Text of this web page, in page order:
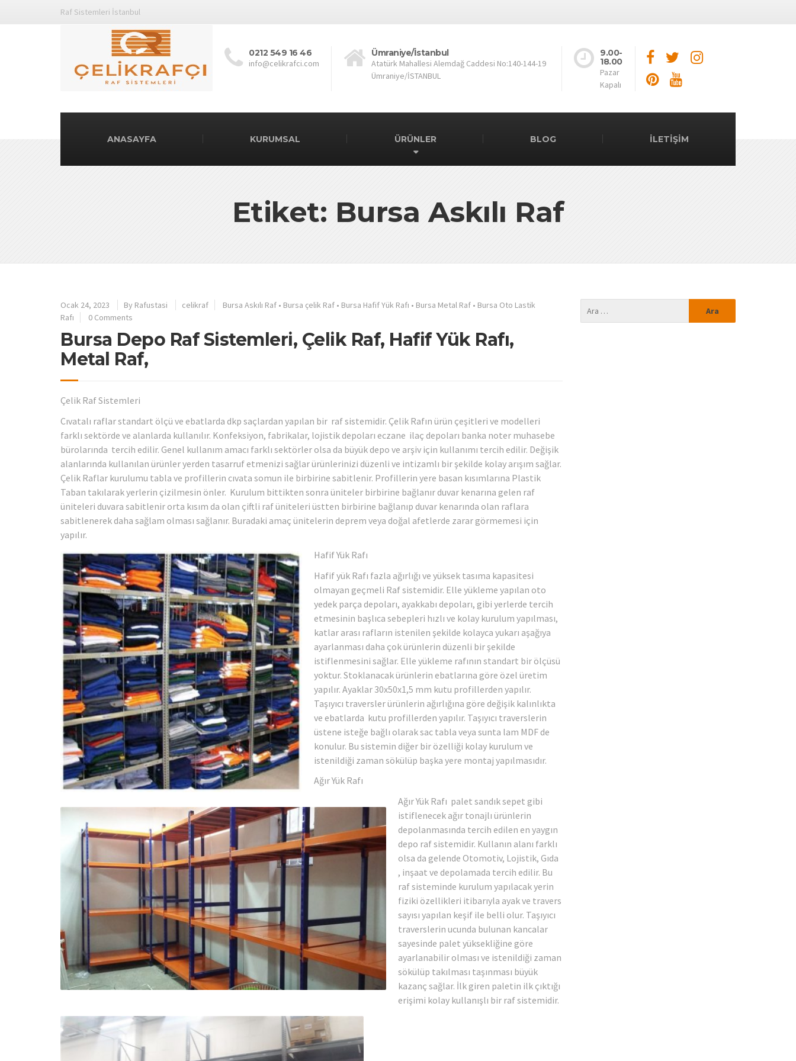
Raf Sistemleri İstanbul
0212 549 16 46
info@celikrafci.com
Ümraniye/İstanbul
Atatürk Mahallesi Alemdağ Caddesi No:140-144-19
Ümraniye/İSTANBUL
9.00-
18.00
Pazar
Kapalı
ANASAYFA KURUMSAL ÜRÜNLER BLOG İLETİŞİM
Etiket: Bursa Askılı Raf
Ocak 24, 2023 By Rafustasi celikraf Bursa Askılı Raf • Bursa çelik Raf • Bursa Hafif Yük Rafı • Bursa Metal Raf • Bursa Oto Lastik
Rafı
0 Comments
Bursa Depo Raf Sistemleri, Çelik Raf, Hafif Yük Rafı,
Metal Raf,
Çelik Raf Sistemleri
Cıvatalı raflar standart ölçü ve ebatlarda dkp saçlardan yapılan bir raf sistemidir. Çelik Rafın ürün çeşitleri ve modelleri
farklı sektörde ve alanlarda kullanılır. Konfeksiyon, fabrikalar, lojistik depoları eczane ilaç depoları banka noter muhasebe
bürolarında tercih edilir. Genel kullanım amacı farklı sektörler olsa da büyük depo ve arşiv için kullanımı tercih edilir. Değişik
alanlarında kullanılan ürünler yerden tasarruf etmenizi sağlar ürünlerinizi düzenli ve intizamlı bir şekilde kolay arışım sağlar.
Çelik Raflar kurulumu tabla ve profillerin cıvata somun ile birbirine sabitlenir. Profillerin yere basan kısımlarına Plastik
Taban takılarak yerlerin çizilmesin önler. Kurulum bittikten sonra üniteler birbirine bağlanır duvar kenarına gelen raf
üniteleri duvara sabitlenir orta kısım da olan çiftli raf üniteleri üstten birbirine bağlanıp duvar kenarında olan raflara
sabitlenerek daha sağlam olması sağlanır. Buradaki amaç ünitelerin deprem veya doğal afetlerde zarar görmemesi için
yapılır.
Hafif Yük Rafı
Hafif yük Rafı fazla ağırlığı ve yüksek tasıma kapasitesi
olmayan geçmeli Raf sistemidir. Elle yükleme yapılan oto
yedek parça depoları, ayakkabı depoları, gibi yerlerde tercih
etmesinin başlıca sebepleri hızlı ve kolay kurulum yapılması,
katlar arası rafların istenilen şekilde kolayca yukarı aşağıya
ayarlanması daha çok ürünlerin düzenli bir şekilde
istiflenmesini sağlar. Elle yükleme rafının standart bir ölçüsü
yoktur. Stoklanacak ürünlerin ebatlarına göre özel üretim
yapılır. Ayaklar 30x50x1,5 mm kutu profillerden yapılır.
Taşıyıcı traversler ürünlerin ağırlığına göre değişik kalınlıkta
ve ebatlarda kutu profillerden yapılır. Taşıyıcı traverslerin
üstene isteğe bağlı olarak sac tabla veya sunta lam MDF de
konulur. Bu sistemin diğer bir özelliği kolay kurulum ve
istenildiği zaman sökülüp başka yere montaj yapılmasıdır.
Ağır Yük Rafı
Ağır Yük Rafı palet sandık sepet gibi
istiflenecek ağır tonajlı ürünlerin
depolanmasında tercih edilen en yaygın
depo raf sistemidir. Kullanın alanı farklı
olsa da gelende Otomotiv, Lojistik, Gıda
, inşaat ve depolamada tercih edilir. Bu
raf sisteminde kurulum yapılacak yerin
fiziki özellikleri itibarıyla ayak ve travers
sayısı yapılan keşif ile belli olur. Taşıyıcı
traverslerin ucunda bulunan kancalar
sayesinde palet yüksekliğine göre
ayarlanabilir olması ve istenildiği zaman
sökülüp takılması taşınması büyük
kazanç sağlar. İlk giren paletin ilk çıktığı
erişimi kolay kullanışlı bir raf sistemidir.